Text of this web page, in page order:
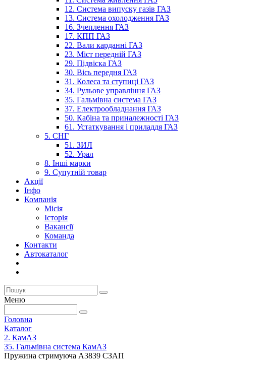
12. Система випуску газів ГАЗ
13. Система охолодження ГАЗ
16. Зчеплення ГАЗ
17. КПП ГАЗ
22. Вали карданні ГАЗ
23. Міст передній ГАЗ
29. Підвіска ГАЗ
30. Вісь передня ГАЗ
31. Колеса та ступиці ГАЗ
34. Рульове управління ГАЗ
35. Гальмівна система ГАЗ
37. Електрообладнання ГАЗ
50. Кабіна та приналежності ГАЗ
61. Устаткування і приладдя ГАЗ
5. СНГ
51. ЗИЛ
52. Урал
8. Інші марки
9. Супутній товар
Акції
Інфо
Компанія
Місія
Історія
Вакансії
Команда
Контакти
Автокаталог
Меню
Головна
Каталог
2. КамАЗ
35. Гальмівна система КамАЗ
Пружина стримуюча А3839 СЗАП